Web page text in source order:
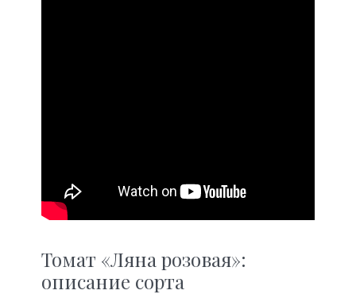
Томат «Ляна розовая»:
описание сорта